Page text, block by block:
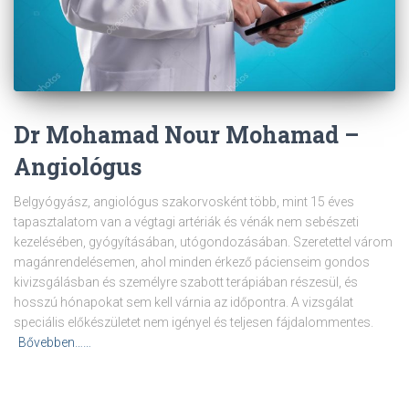
Dr Mohamad Nour Mohamad –
Angiológus
Belgyógyász, angiológus szakorvosként több, mint 15 éves
tapasztalatom van a végtagi artériák és vénák nem sebészeti
kezelésében, gyógyításában, utógondozásában. Szeretettel várom
magánrendelésemen, ahol minden érkező pácienseim gondos
kivizsgálásban és személyre szabott terápiában részesül, és
hosszú hónapokat sem kell várnia az időpontra. A vizsgálat
speciális előkészületet nem igényel és teljesen fájdalommentes.
Bővebben……